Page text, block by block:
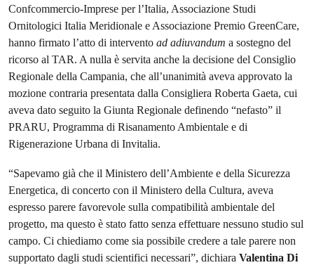
Confcommercio-Imprese per l’Italia, Associazione Studi
Ornitologici Italia Meridionale e Associazione Premio GreenCare,
hanno firmato l’atto di intervento ad adiuvandum a sostegno del
ricorso al TAR. A nulla è servita anche la decisione del Consiglio
Regionale della Campania, che all’unanimità aveva approvato la
mozione contraria presentata dalla Consigliera Roberta Gaeta, cui
aveva dato seguito la Giunta Regionale definendo “nefasto” il
PRARU, Programma di Risanamento Ambientale e di
Rigenerazione Urbana di Invitalia.
“Sapevamo già che il Ministero dell’Ambiente e della Sicurezza
Energetica, di concerto con il Ministero della Cultura, aveva
espresso parere favorevole sulla compatibilità ambientale del
progetto, ma questo è stato fatto senza effettuare nessuno studio sul
campo. Ci chiediamo come sia possibile credere a tale parere non
supportato dagli studi scientifici necessari”, dichiara Valentina Di